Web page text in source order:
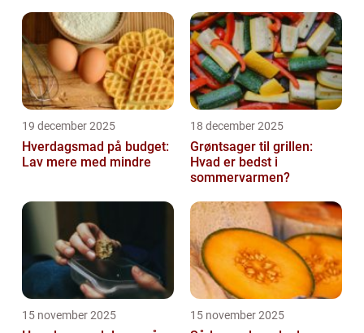
19 december 2025
Hverdagsmad på budget:
Lav mere med mindre
18 december 2025
Grøntsager til grillen:
Hvad er bedst i
sommervarmen?
15 november 2025 15 november 2025